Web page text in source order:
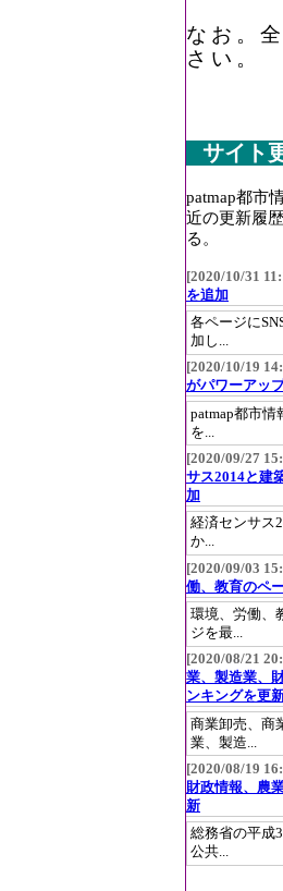
なお。
さい。
サイト
patmap都市
近の更新履
る。
[2020/10/31
を追加
各ページに
加し...
[2020/10/19
がパワーアッ
patmap都市情
を...
[2020/09/27
サス2014と建
加
経済センサス
か...
[2020/09/03
働、教育のペ
環境、労働、
ジを最...
[2020/08/21
業、製造業、
ンキングを更
商業卸売、商
業、製造...
[2020/08/19
財政情報、農
新
総務省の平成
公共...